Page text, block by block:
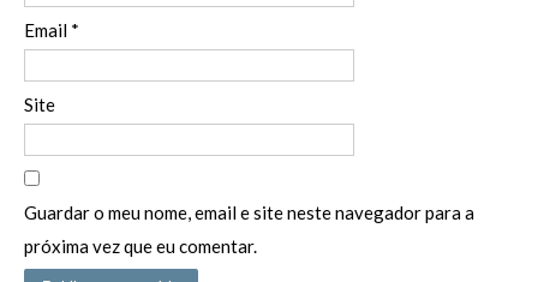
Email *
Site
Guardar o meu nome, email e site neste navegador para a
próxima vez que eu comentar.